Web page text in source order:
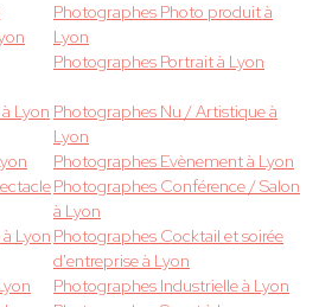
Photographes Photo produit à
Lyon
Photographes Portrait à Lyon
Lyon Photographes Nu / Artistique à
Lyon
Photographes Evènement à Lyon
Photographes Conférence / Salon
à Lyon
Lyon Photographes Cocktail et soirée
d'entreprise à Lyon
Photographes Industrielle à Lyon